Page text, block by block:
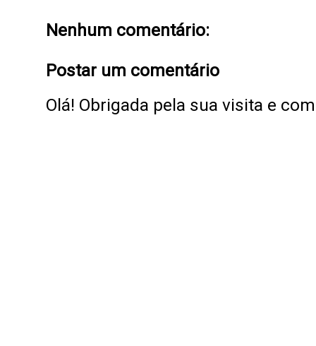
Nenhum comentário:
Postar um comentário
Olá! Obrigada pela sua visita e